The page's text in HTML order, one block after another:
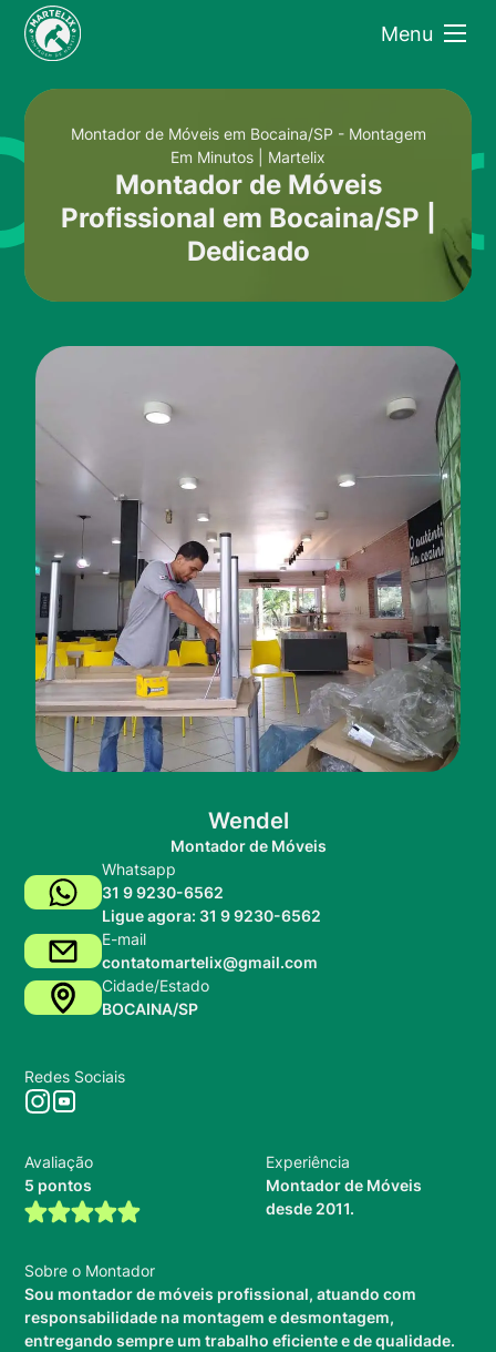
Menu
Montador de Móveis em Bocaina/SP - Montagem
Em Minutos | Martelix
Montador de Móveis
Profissional em Bocaina/SP |
Dedicado
Wendel
Montador de Móveis
Whatsapp
31 9 9230-6562
Ligue agora: 31 9 9230-6562
E-mail
contatomartelix@gmail.com
Cidade/Estado
BOCAINA/SP
Redes Sociais
Avaliação
5 pontos
Experiência
Montador de Móveis
desde 2011.
Sobre o Montador
Sou montador de móveis profissional, atuando com
responsabilidade na montagem e desmontagem,
entregando sempre um trabalho eficiente e de qualidade.